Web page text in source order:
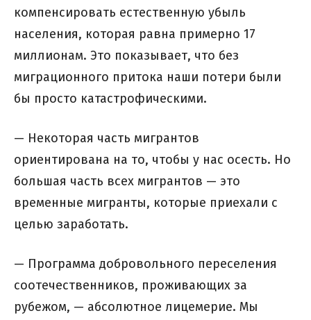
компенсировать естественную убыль
населения, которая равна примерно 17
миллионам. Это показывает, что без
миграционного притока наши потери были
бы просто катастрофическими.
— Некоторая часть мигрантов
ориентирована на то, чтобы у нас осесть. Но
большая часть всех мигрантов — это
временные мигранты, которые приехали с
целью заработать.
— Программа добровольного переселения
соотечественников, проживающих за
рубежом, — абсолютное лицемерие. Мы